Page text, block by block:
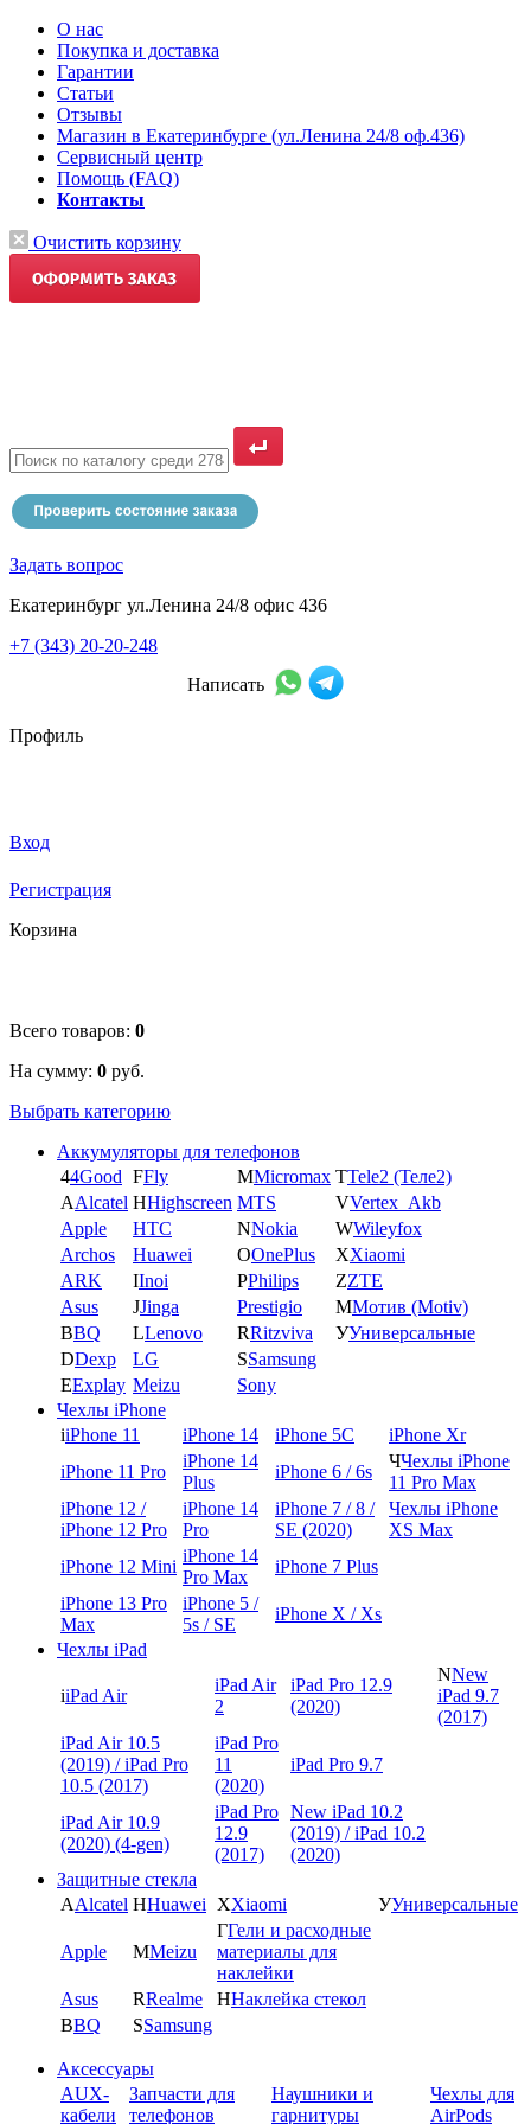
О нас
Покупка и доставка
Гарантии
Статьи
Отзывы
Магазин в Екатеринбурге (ул.Ленина 24/8 оф.436)
Сервисный центр
Помощь (FAQ)
Контакты
Очистить корзину
Задать вопрос
Екатеринбург ул.Ленина 24/8 офис 436
+7 (343) 20-20-248
Написать
Профиль
Вход
Регистрация
Корзина
Всего товаров: 0
На сумму: 0 руб.
Выбрать категорию
Аккумуляторы для телефонов
44Good FFly MMicromax TTele2 (Теле2)
AAlcatel HHighscreen MTS VVertex_Akb
Apple
HTC NNokia WWileyfox
Archos
Huawei OOnePlus XXiaomi
ARK
IInoi PPhilips ZZTE
Asus
JJinga Prestigio ММотив (Motiv)
BBQ LLenovo RRitzviva УУниверсальные
DDexp LG SSamsung
EExplay Meizu
Sony
Чехлы iPhone
iiPhone 11 iPhone 14 iPhone 5C
iPhone Xr
iPhone 11 Pro
iPhone 14
Plus
iPhone 6 / 6s
ЧЧехлы iPhone
11 Pro Max
iPhone 12 /
iPhone 12 Pro
iPhone 14
Pro
iPhone 7 / 8 /
SE (2020)
Чехлы iPhone
XS Max
iPhone 12 Mini
iPhone 14
Pro Max
iPhone 7 Plus
iPhone 13 Pro
Max
iPhone 5 /
5s / SE
iPhone X / Xs
Чехлы iPad
iiPad Air
iPad Air
2
iPad Pro 12.9
(2020)
NNew
iPad 9.7
(2017)
iPad Air 10.5
(2019) / iPad Pro
10.5 (2017)
iPad Pro
11
(2020)
iPad Pro 9.7
iPad Air 10.9
(2020) (4-gen)
iPad Pro
12.9
(2017)
New iPad 10.2
(2019) / iPad 10.2
(2020)
Защитные стекла
AAlcatel HHuawei XXiaomi УУниверсальные
Apple MMeizu
ГГели и расходные
материалы для
наклейки
Asus
RRealme ННаклейка стекол
BBQ SSamsung
Аксессуары
AUX-
кабели
Запчасти для
телефонов
Наушники и
гарнитуры
Чехлы для
AirPods